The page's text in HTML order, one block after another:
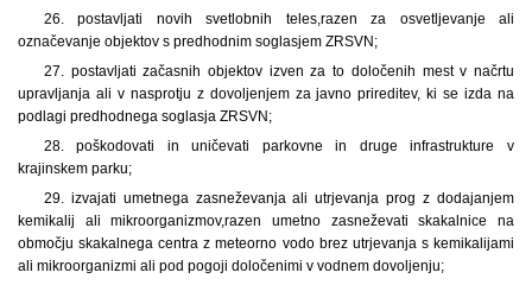
26. postavljati novih svetlobnih teles,razen za osvetljevanje ali
označevanje objektov s predhodnim soglasjem ZRSVN;
27. postavljati začasnih objektov izven za to določenih mest v načrtu
upravljanja ali v nasprotju z dovoljenjem za javno prireditev, ki se izda na
podlagi predhodnega soglasja ZRSVN;
28. poškodovati in uničevati parkovne in druge infrastrukture v
krajinskem parku;
29. izvajati umetnega zasneževanja ali utrjevanja prog z dodajanjem
kemikalij ali mikroorganizmov,razen umetno zasneževati skakalnice na
območju skakalnega centra z meteorno vodo brez utrjevanja s kemikalijami
ali mikroorganizmi ali pod pogoji določenimi v vodnem dovoljenju;